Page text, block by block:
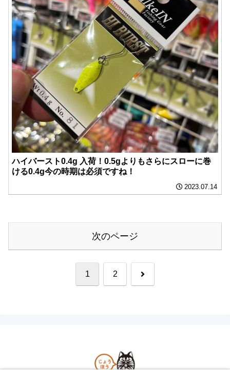
ハイバースト0.4g 入荷！0.5gよりもさらにスローに巻
ける0.4g今の時期は必須ですね！
2023.07.14
次のページ
1 2 次